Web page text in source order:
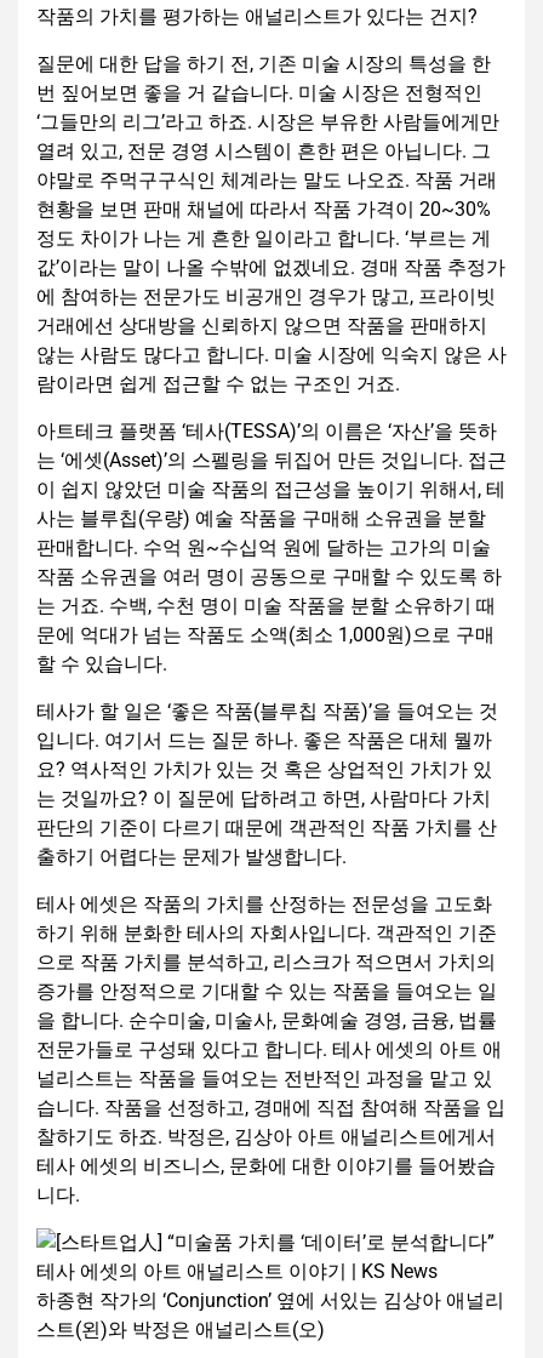
작품의 가치를 평가하는 애널리스트가 있다는 건지?
질문에 대한 답을 하기 전, 기존 미술 시장의 특성을 한
번 짚어보면 좋을 거 같습니다. 미술 시장은 전형적인
‘그들만의 리그’라고 하죠. 시장은 부유한 사람들에게만
열려 있고, 전문 경영 시스템이 흔한 편은 아닙니다. 그
야말로 주먹구구식인 체계라는 말도 나오죠. 작품 거래
현황을 보면 판매 채널에 따라서 작품 가격이 20~30%
정도 차이가 나는 게 흔한 일이라고 합니다. ‘부르는 게
값’이라는 말이 나올 수밖에 없겠네요. 경매 작품 추정가
에 참여하는 전문가도 비공개인 경우가 많고, 프라이빗
거래에선 상대방을 신뢰하지 않으면 작품을 판매하지
않는 사람도 많다고 합니다. 미술 시장에 익숙지 않은 사
람이라면 쉽게 접근할 수 없는 구조인 거죠.
아트테크 플랫폼 ‘테사(TESSA)’의 이름은 ‘자산’을 뜻하
는 ‘에셋(Asset)’의 스펠링을 뒤집어 만든 것입니다. 접근
이 쉽지 않았던 미술 작품의 접근성을 높이기 위해서, 테
사는 블루칩(우량) 예술 작품을 구매해 소유권을 분할
판매합니다. 수억 원~수십억 원에 달하는 고가의 미술
작품 소유권을 여러 명이 공동으로 구매할 수 있도록 하
는 거죠. 수백, 수천 명이 미술 작품을 분할 소유하기 때
문에 억대가 넘는 작품도 소액(최소 1,000원)으로 구매
할 수 있습니다.
테사가 할 일은 ‘좋은 작품(블루칩 작품)’을 들여오는 것
입니다. 여기서 드는 질문 하나. 좋은 작품은 대체 뭘까
요? 역사적인 가치가 있는 것 혹은 상업적인 가치가 있
는 것일까요? 이 질문에 답하려고 하면, 사람마다 가치
판단의 기준이 다르기 때문에 객관적인 작품 가치를 산
출하기 어렵다는 문제가 발생합니다.
테사 에셋은 작품의 가치를 산정하는 전문성을 고도화
하기 위해 분화한 테사의 자회사입니다. 객관적인 기준
으로 작품 가치를 분석하고, 리스크가 적으면서 가치의
증가를 안정적으로 기대할 수 있는 작품을 들여오는 일
을 합니다. 순수미술, 미술사, 문화예술 경영, 금융, 법률
전문가들로 구성돼 있다고 합니다. 테사 에셋의 아트 애
널리스트는 작품을 들여오는 전반적인 과정을 맡고 있
습니다. 작품을 선정하고, 경매에 직접 참여해 작품을 입
찰하기도 하죠. 박정은, 김상아 아트 애널리스트에게서
테사 에셋의 비즈니스, 문화에 대한 이야기를 들어봤습
니다.
하종현 작가의 ‘Conjunction’ 옆에 서있는 김상아 애널리
스트(왼)와 박정은 애널리스트(오)